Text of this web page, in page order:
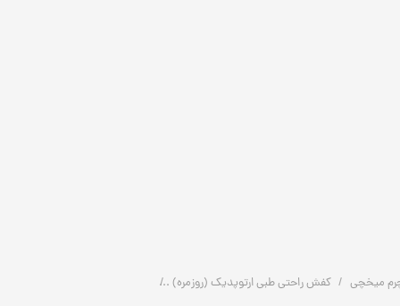
میخچی کفش راحتی طبی ارتوپدیک (روزمره)